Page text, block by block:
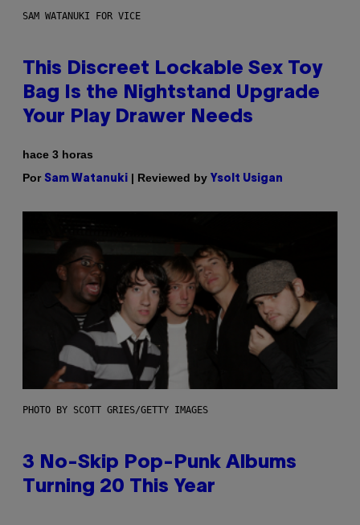
SAM WATANUKI FOR VICE
This Discreet Lockable Sex Toy
Bag Is the Nightstand Upgrade
Your Play Drawer Needs
hace 3 horas
Por Sam Watanuki | Reviewed by Ysolt Usigan
PHOTO BY SCOTT GRIES/GETTY IMAGES
3 No-Skip Pop-Punk Albums
Turning 20 This Year